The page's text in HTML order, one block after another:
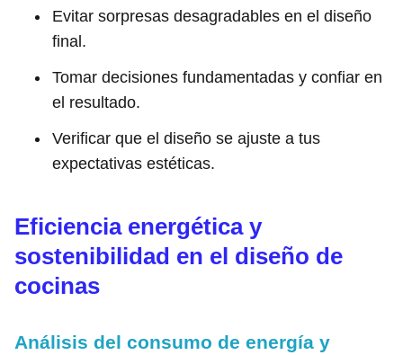
Evitar sorpresas desagradables en el diseño
final.
Tomar decisiones fundamentadas y confiar en
el resultado.
Verificar que el diseño se ajuste a tus
expectativas estéticas.
Eficiencia energética y
sostenibilidad en el diseño de
cocinas
Análisis del consumo de energía y